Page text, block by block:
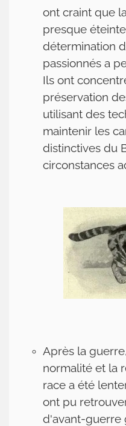
ont craint que
presque
détermination
passionnés a
Ils ont
préservation
utilisant des
maintenir les
distinctives du
circonstances
Après la
normalité et la
race a été
ont pu
d'avant-guerre